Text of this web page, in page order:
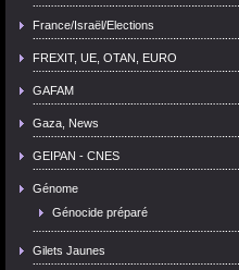
France/Israël/Elections
FREXIT, UE, OTAN, EURO
GAFAM
Gaza, News
GEIPAN - CNES
Génome
Génocide préparé
Gilets Jaunes